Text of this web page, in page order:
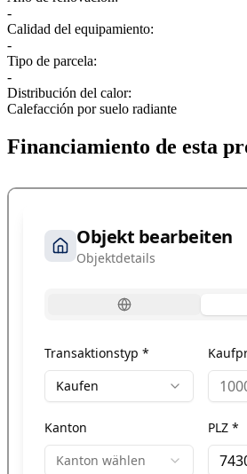
-
Calidad del equipamiento:
-
Tipo de parcela:
-
Distribución del calor:
Calefacción por suelo radiante
Financiamiento de esta